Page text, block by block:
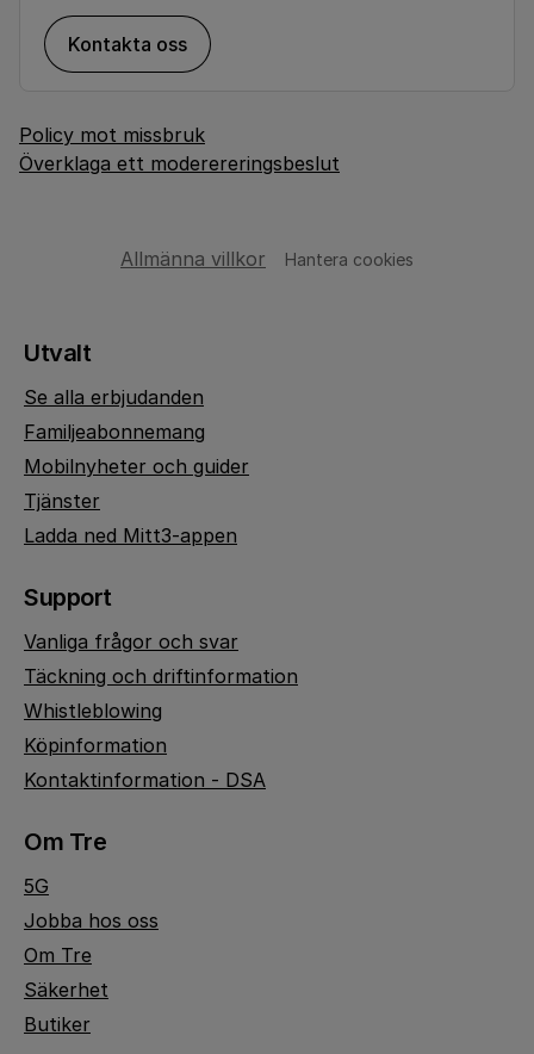
Kontakta oss
Policy mot missbruk
Överklaga ett moderereringsbeslut
Allmänna villkor Hantera cookies
Utvalt
Se alla erbjudanden
Familjeabonnemang
Mobilnyheter och guider
Tjänster
Ladda ned Mitt3-appen
Support
Vanliga frågor och svar
Täckning och driftinformation
Whistleblowing
Köpinformation
Kontaktinformation - DSA
Om Tre
5G
Jobba hos oss
Om Tre
Säkerhet
Butiker